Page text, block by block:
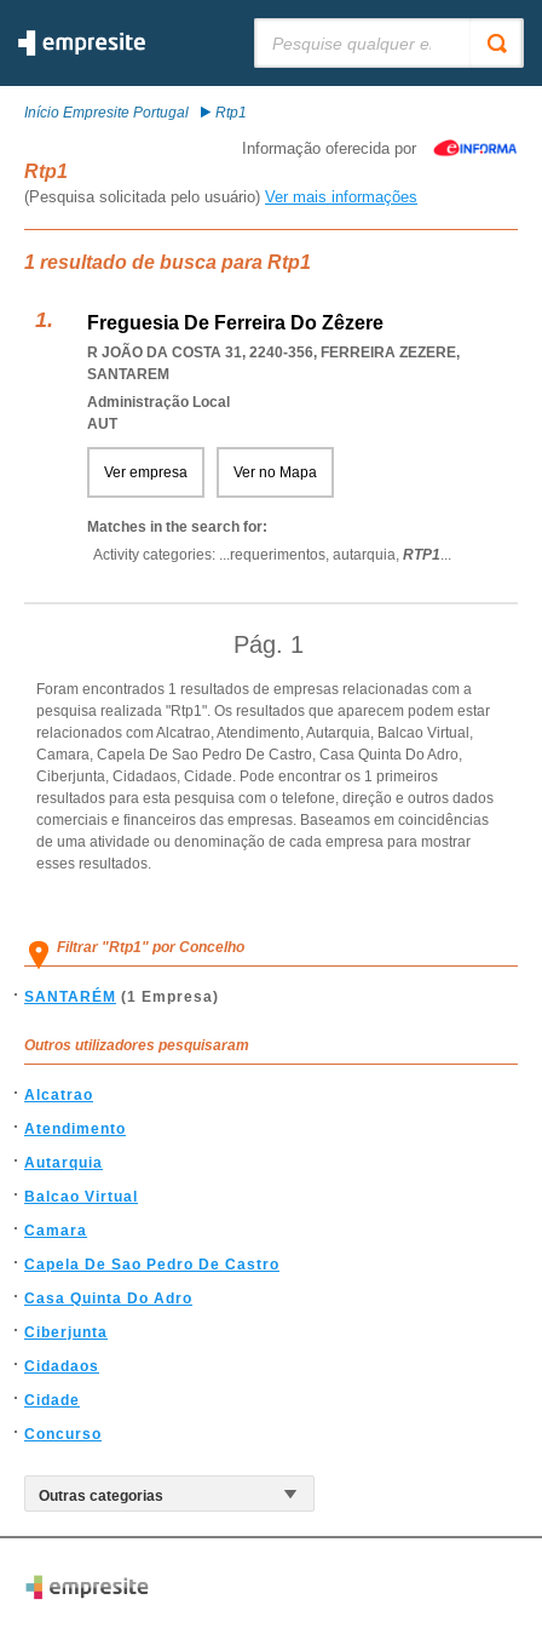
Início Empresite Portugal Rtp1
Informação oferecida por
Rtp1
(Pesquisa solicitada pelo usuário) Ver mais informações
1 resultado de busca para Rtp1
Freguesia De Ferreira Do Zêzere
R JOÃO DA COSTA 31, 2240-356, FERREIRA ZEZERE,
SANTAREM
Administração Local
AUT
Ver empresa Ver no Mapa
Matches in the search for:
Activity categories: ...requerimentos, autarquia, RTP1...
Pág. 1
Foram encontrados 1 resultados de empresas relacionadas com a
pesquisa realizada "Rtp1". Os resultados que aparecem podem estar
relacionados com Alcatrao, Atendimento, Autarquia, Balcao Virtual,
Camara, Capela De Sao Pedro De Castro, Casa Quinta Do Adro,
Ciberjunta, Cidadaos, Cidade. Pode encontrar os 1 primeiros
resultados para esta pesquisa com o telefone, direção e outros dados
comerciais e financeiros das empresas. Baseamos em coincidências
de uma atividade ou denominação de cada empresa para mostrar
esses resultados.
Filtrar "Rtp1" por Concelho
SANTARÉM (1 Empresa)
Outros utilizadores pesquisaram
Alcatrao
Atendimento
Autarquia
Balcao Virtual
Camara
Capela De Sao Pedro De Castro
Casa Quinta Do Adro
Ciberjunta
Cidadaos
Cidade
Concurso